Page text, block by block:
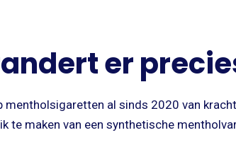
er
mentholsigaretten al sinds 2020 van
te maken van een synthetische